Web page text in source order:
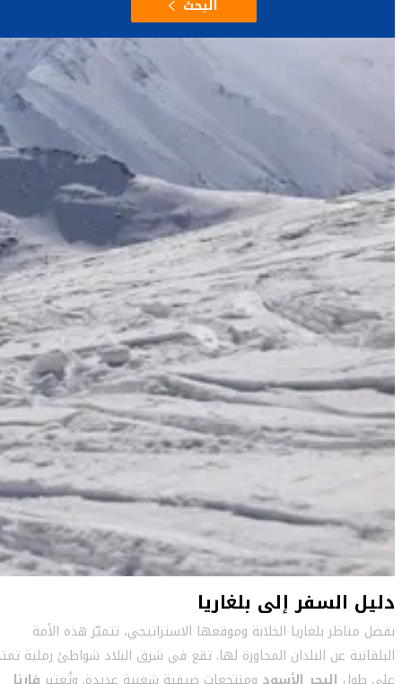
البحث
دليل السفر إلى بلغاريا
بفضل مناظر بلغاريا الخلابة وموقعها الاستراتيجي، تتميّز هذه الأمة
البلقانية عن البلدان المجاورة لها. تقع في شرق البلاد شواطئ رملية